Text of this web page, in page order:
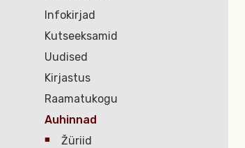
Infokirjad
Kutseeksamid
Uudised
Kirjastus
Raamatukogu
Auhinnad
Žüriid